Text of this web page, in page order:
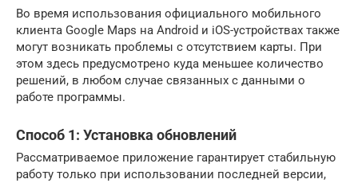
Во время использования официального мобильного
клиента Google Maps на Android и iOS-устройствах также
могут возникать проблемы с отсутствием карты. При
этом здесь предусмотрено куда меньшее количество
решений, в любом случае связанных с данными о
работе программы.
Способ 1: Установка обновлений
Рассматриваемое приложение гарантирует стабильную
работу только при использовании последней версии,